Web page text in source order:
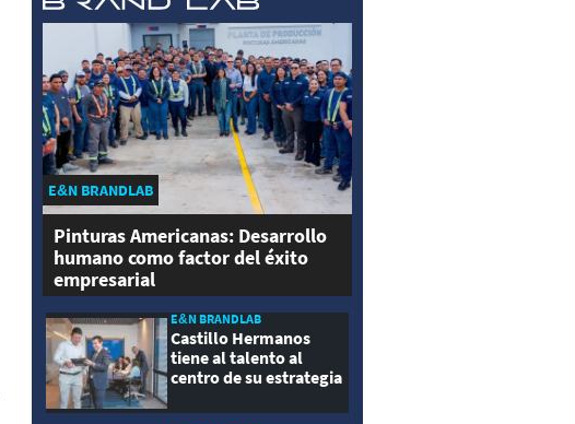
E&N BRANDLAB
Pinturas Americanas: Desarrollo
humano como factor del éxito
empresarial
E&N BRANDLAB
Castillo Hermanos
tiene al talento al
centro de su estrategia